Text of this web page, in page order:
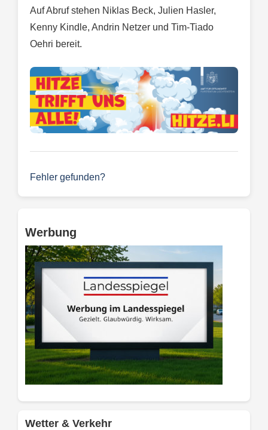
Auf Abruf stehen Niklas Beck, Julien Hasler,
Kenny Kindle, Andrin Netzer und Tim-Tiado
Oehri bereit.
Fehler gefunden?
Werbung
Wetter & Verkehr